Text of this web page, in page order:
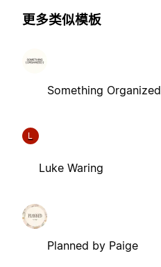
更多类似模板
Something Organized
L
Luke Waring
Planned by Paige